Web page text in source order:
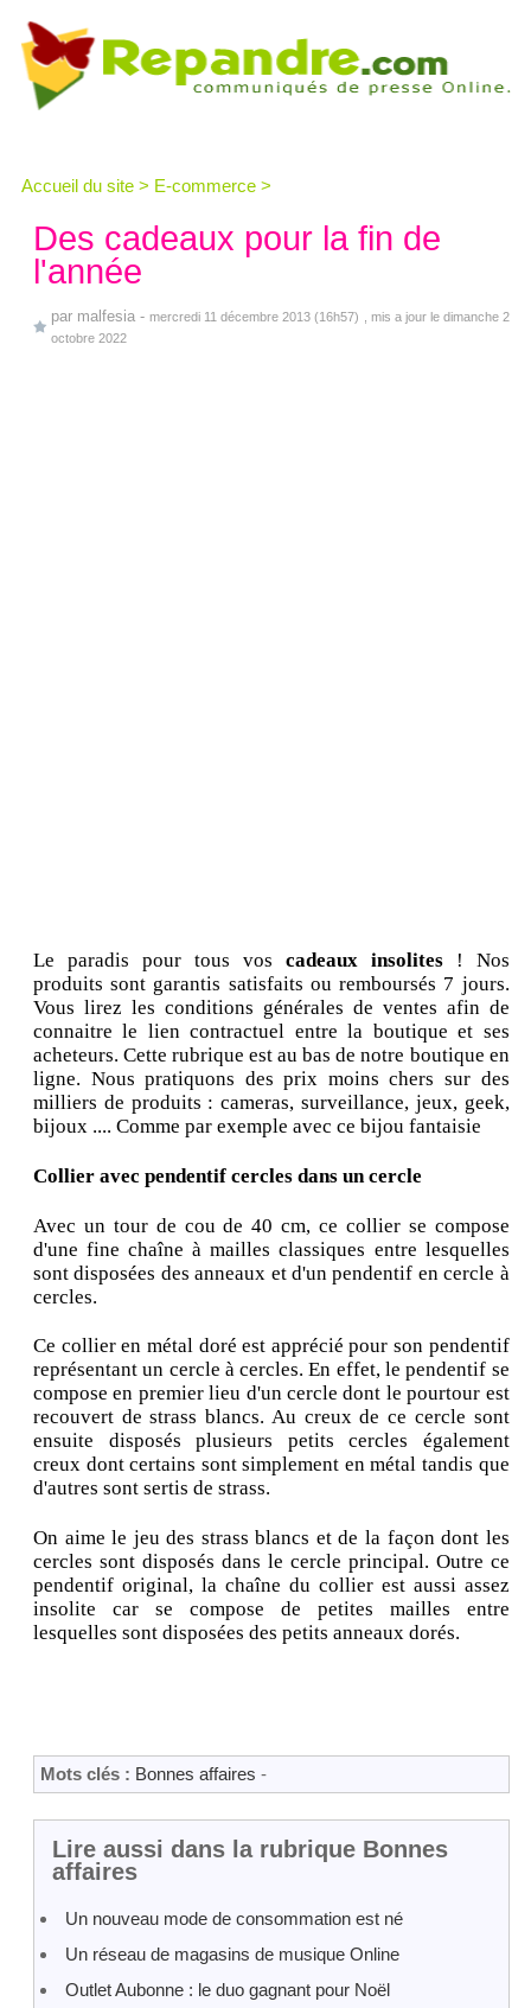
Accueil du site > E-commerce >
Des cadeaux pour la fin de
l'année
par malfesia - mercredi 11 décembre 2013 (16h57)
, mis a jour le dimanche 2
octobre 2022
Le paradis pour tous vos cadeaux insolites! Nos
produits sont garantis satisfaits ou remboursés 7 jours.
Vous lirez les conditions générales de ventes afin de
connaitre le lien contractuel entre la boutique et ses
acheteurs. Cette rubrique est au bas de notre boutique en
ligne. Nous pratiquons des prix moins chers sur des
milliers de produits : cameras, surveillance, jeux, geek,
bijoux .... Comme par exemple avec ce bijou fantaisie
Collier avec pendentif cercles dans un cercle
Avec un tour de cou de 40 cm, ce collier se compose
d'une fine chaîne à mailles classiques entre lesquelles
sont disposées des anneaux et d'un pendentif en cercle à
cercles.
Ce collier en métal doré est apprécié pour son pendentif
représentant un cercle à cercles. En effet, le pendentif se
compose en premier lieu d'un cercle dont le pourtour est
recouvert de strass blancs. Au creux de ce cercle sont
ensuite disposés plusieurs petits cercles également
creux dont certains sont simplement en métal tandis que
d'autres sont sertis de strass.
On aime le jeu des strass blancs et de la façon dont les
cercles sont disposés dans le cercle principal. Outre ce
pendentif original, la chaîne du collier est aussi assez
insolite car se compose de petites mailles entre
lesquelles sont disposées des petits anneaux dorés.
Mots clés : Bonnes affaires -
Lire aussi dans la rubrique Bonnes
affaires
Un nouveau mode de consommation est né
Un réseau de magasins de musique Online
Outlet Aubonne : le duo gagnant pour Noël